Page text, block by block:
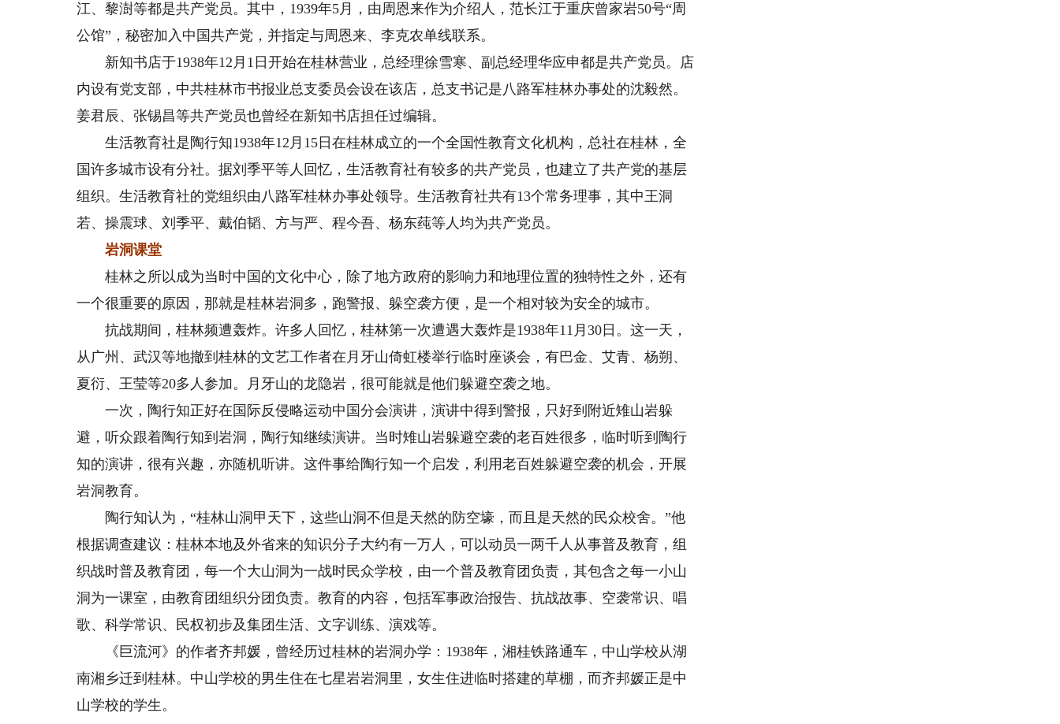
江、黎澍等都是共产党员。其中，1939年5月，由周恩来作为介绍人，范长江于重庆曾家岩50号“周
公馆”，秘密加入中国共产党，并指定与周恩来、李克农单线联系。
新知书店于1938年12月1日开始在桂林营业，总经理徐雪寒、副总经理华应申都是共产党员。店
内设有党支部，中共桂林市书报业总支委员会设在该店，总支书记是八路军桂林办事处的沈毅然。
姜君辰、张锡昌等共产党员也曾经在新知书店担任过编辑。
生活教育社是陶行知1938年12月15日在桂林成立的一个全国性教育文化机构，总社在桂林，全
国许多城市设有分社。据刘季平等人回忆，生活教育社有较多的共产党员，也建立了共产党的基层
组织。生活教育社的党组织由八路军桂林办事处领导。生活教育社共有13个常务理事，其中王洞
若、操震球、刘季平、戴伯韬、方与严、程今吾、杨东莼等人均为共产党员。
岩洞课堂
桂林之所以成为当时中国的文化中心，除了地方政府的影响力和地理位置的独特性之外，还有
一个很重要的原因，那就是桂林岩洞多，跑警报、躲空袭方便，是一个相对较为安全的城市。
抗战期间，桂林频遭轰炸。许多人回忆，桂林第一次遭遇大轰炸是1938年11月30日。这一天，
从广州、武汉等地撤到桂林的文艺工作者在月牙山倚虹楼举行临时座谈会，有巴金、艾青、杨朔、
夏衍、王莹等20多人参加。月牙山的龙隐岩，很可能就是他们躲避空袭之地。
一次，陶行知正好在国际反侵略运动中国分会演讲，演讲中得到警报，只好到附近雉山岩躲
避，听众跟着陶行知到岩洞，陶行知继续演讲。当时雉山岩躲避空袭的老百姓很多，临时听到陶行
知的演讲，很有兴趣，亦随机听讲。这件事给陶行知一个启发，利用老百姓躲避空袭的机会，开展
岩洞教育。
陶行知认为，“桂林山洞甲天下，这些山洞不但是天然的防空壕，而且是天然的民众校舍。”他
根据调查建议：桂林本地及外省来的知识分子大约有一万人，可以动员一两千人从事普及教育，组
织战时普及教育团，每一个大山洞为一战时民众学校，由一个普及教育团负责，其包含之每一小山
洞为一课室，由教育团组织分团负责。教育的内容，包括军事政治报告、抗战故事、空袭常识、唱
歌、科学常识、民权初步及集团生活、文字训练、演戏等。
《巨流河》的作者齐邦媛，曾经历过桂林的岩洞办学：1938年，湘桂铁路通车，中山学校从湖
南湘乡迁到桂林。中山学校的男生住在七星岩岩洞里，女生住进临时搭建的草棚，而齐邦媛正是中
山学校的学生。